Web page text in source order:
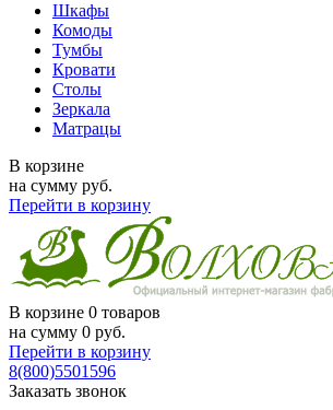
Шкафы
Комоды
Тумбы
Кровати
Столы
Зеркала
Матрацы
В корзине
на сумму руб.
Перейти в корзину
В корзине 0 товаров
на сумму 0 руб.
Перейти в корзину
8(800)5501596
Заказать звонок